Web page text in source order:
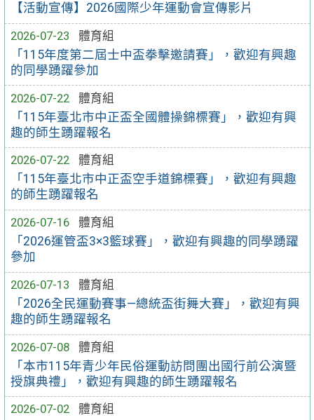
【活動宣傳】2026國際少年運動會宣傳影片
2026-07-23
體育組
「115年度第二屆士中盃拳擊邀請賽」，歡迎有興趣
的同學踴躍參加
2026-07-22
體育組
「115年臺北市中正盃全國體操錦標賽」，歡迎有興
趣的師生踴躍報名
2026-07-22
體育組
「115年臺北市中正盃空手道錦標賽」，歡迎有興趣
的師生踴躍報名
2026-07-16
體育組
「2026運管盃3×3籃球賽」，歡迎有興趣的同學踴躍
參加
2026-07-13
體育組
「2026全民運動賽事—總統盃街舞大賽」，歡迎有興
趣的師生踴躍報名
2026-07-08
體育組
「本市115年青少年民俗運動訪問團出國行前公演暨
授旗典禮」，歡迎有興趣的師生踴躍報名
2026-07-02
體育組